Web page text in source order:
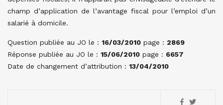
champ d’application de l’avantage fiscal pour l’emploi d’un
salarié à domicile.
Question publiée au JO le : 16/03/2010 page : 2869
Réponse publiée au JO le : 15/06/2010 page : 6657
Date de changement d’attribution : 13/04/2010